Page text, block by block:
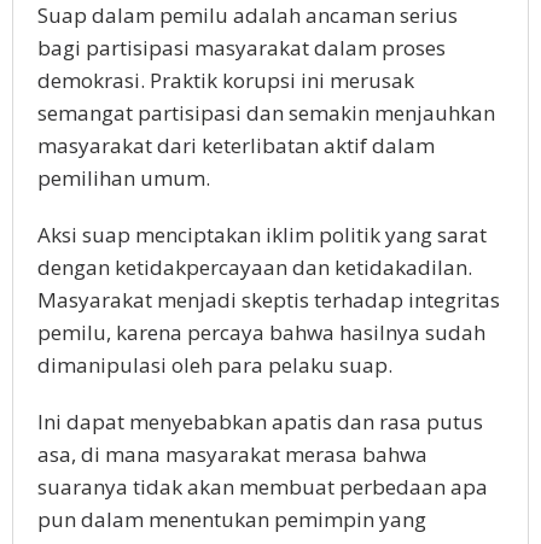
Suap dalam pemilu adalah ancaman serius
bagi partisipasi masyarakat dalam proses
demokrasi. Praktik korupsi ini merusak
semangat partisipasi dan semakin menjauhkan
masyarakat dari keterlibatan aktif dalam
pemilihan umum.
Aksi suap menciptakan iklim politik yang sarat
dengan ketidakpercayaan dan ketidakadilan.
Masyarakat menjadi skeptis terhadap integritas
pemilu, karena percaya bahwa hasilnya sudah
dimanipulasi oleh para pelaku suap.
Ini dapat menyebabkan apatis dan rasa putus
asa, di mana masyarakat merasa bahwa
suaranya tidak akan membuat perbedaan apa
pun dalam menentukan pemimpin yang